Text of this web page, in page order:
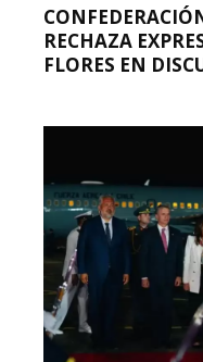
RECHAZA
FLORES EN